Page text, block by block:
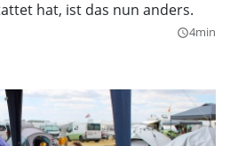
hat, ist das nun anders.
query_builder4min